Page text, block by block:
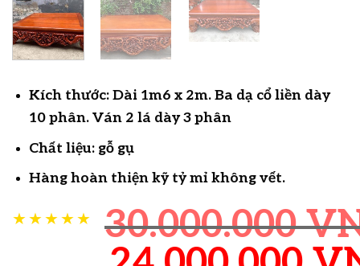
Kích thước: Dài 1m6 x 2m. Ba dạ cổ liền dày
10 phân. Ván 2 lá dày 3 phân
Chất liệu: gỗ gụ
Hàng hoàn thiện kỹ tỷ mỉ không vết.
★★★★★ 30.000.000